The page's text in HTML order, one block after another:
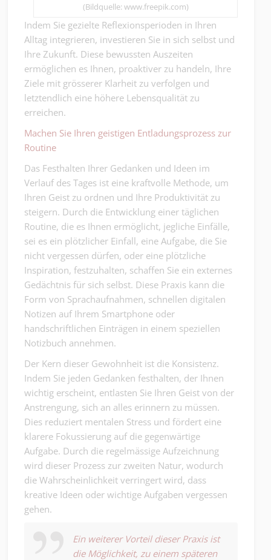
(Bildquelle: www.freepik.com)
Indem Sie gezielte Reflexionsperioden in Ihren
Alltag integrieren, investieren Sie in sich selbst und
Ihre Zukunft. Diese bewussten Auszeiten
ermöglichen es Ihnen, proaktiver zu handeln, Ihre
Ziele mit grösserer Klarheit zu verfolgen und
letztendlich eine höhere Lebensqualität zu
erreichen.
Machen Sie Ihren geistigen Entladungsprozess zur
Routine
Das Festhalten Ihrer Gedanken und Ideen im
Verlauf des Tages ist eine kraftvolle Methode, um
Ihren Geist zu ordnen und Ihre Produktivität zu
steigern. Durch die Entwicklung einer täglichen
Routine, die es Ihnen ermöglicht, jegliche Einfälle,
sei es ein plötzlicher Einfall, eine Aufgabe, die Sie
nicht vergessen dürfen, oder eine plötzliche
Inspiration, festzuhalten, schaffen Sie ein externes
Gedächtnis für sich selbst. Diese Praxis kann die
Form von Sprachaufnahmen, schnellen digitalen
Notizen auf Ihrem Smartphone oder
handschriftlichen Einträgen in einem speziellen
Notizbuch annehmen.
Der Kern dieser Gewohnheit ist die Konsistenz.
Indem Sie jeden Gedanken festhalten, der Ihnen
wichtig erscheint, entlasten Sie Ihren Geist von der
Anstrengung, sich an alles erinnern zu müssen.
Dies reduziert mentalen Stress und fördert eine
klarere Fokussierung auf die gegenwärtige
Aufgabe. Durch die regelmässige Aufzeichnung
wird dieser Prozess zur zweiten Natur, wodurch
die Wahrscheinlichkeit verringert wird, dass
kreative Ideen oder wichtige Aufgaben vergessen
gehen.
Ein weiterer Vorteil dieser Praxis ist
die Möglichkeit, zu einem späteren